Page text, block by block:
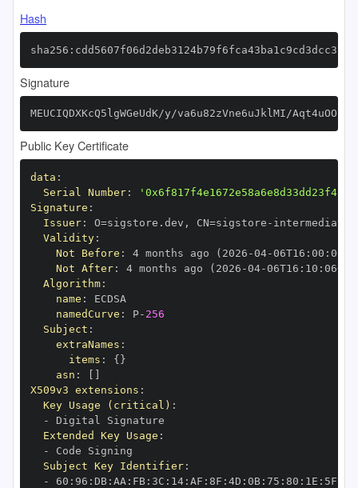
Hash
Signature
MEUCIQDXKcQ5lgWGeUdK/y/va6u82zVne6uJklMI/
Public Key Certificate
data :
Serial Number:
Signature :
Issuer: O=sigstore.dev , CN=sigstore -
Validity:
Not Before : 4 months ago (2026 -04-06T16 : 00 :
Not After: 4 months ago (2026 -04-06T16 : 10 : 06+00
Algorithm:
name :
namedCurve : P- 256
Subject :
extraNames :
items : { }
asn :
X509v3 extensions :
Key Usage (critical) :
-
Extended Key Usage :
-
Subject Key Identifier:
-
60 : 96 : DB: AA : FB: 3C : 14: AF : 8F : 4D : 0B: 75 : 80 : 1E : 5F